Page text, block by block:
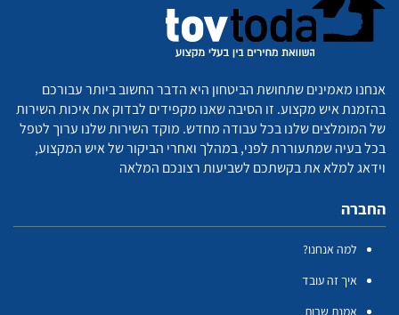
אנחנו מאמינים שתחושת הביטחון היא הדבר החשוב ביותר עבורכם
בהזמנת איש מקצוע. זו הסיבה שאנו מקפידים לבדוק את איכות השירות
של המומלצים שלנו בכל עבודה מחדש. מוקד השירות שלנו ערוך לטפל
בכל בעיה שמתעוררת לפני, במהלך ואחרי הביקור של איש המקצוע,
וידאג למלא את בקשתכם לשביעות רצונכם המלאה
החברה
למה אנחנו?
איך זה עובד
אמנת שרות